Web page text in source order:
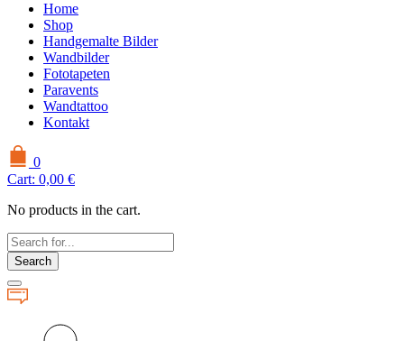
Home
Shop
Handgemalte Bilder
Wandbilder
Fototapeten
Paravents
Wandtattoo
Kontakt
0
Cart: 0,00 €
No products in the cart.
Search